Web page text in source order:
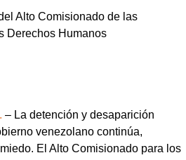
Alto Comisionado de las
Derechos Humanos
– La detención y desaparición
venezolano continúa,
El Alto Comisionado para los